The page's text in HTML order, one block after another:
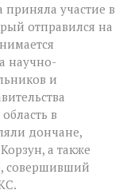
участие в
отправился на
научно-
и
в
дончане,
а также
совершивший